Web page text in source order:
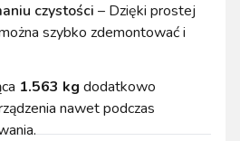
czystości – Dzięki prostej
szybko zdemontować i
1.563 kg dodatkowo
nawet podczas